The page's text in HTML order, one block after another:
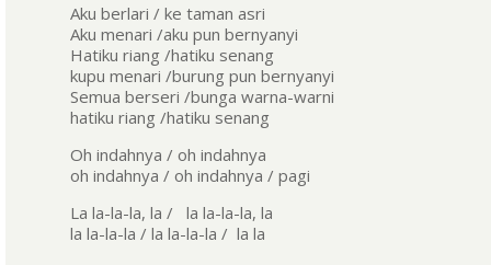
Aku berlari / ke taman asri
Aku menari /aku pun bernyanyi
Hatiku riang /hatiku senang
kupu menari /burung pun bernyanyi
Semua berseri /bunga warna-warni
hatiku riang /hatiku senang
Oh indahnya / oh indahnya
oh indahnya / oh indahnya / pagi
La la-la-la, la / la la-la-la, la
la la-la-la / la la-la-la / la la